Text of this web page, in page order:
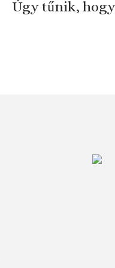
Úgy tűnik,